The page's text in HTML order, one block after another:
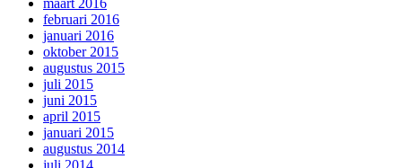
maart 2016
februari 2016
januari 2016
oktober 2015
augustus 2015
juli 2015
juni 2015
april 2015
januari 2015
augustus 2014